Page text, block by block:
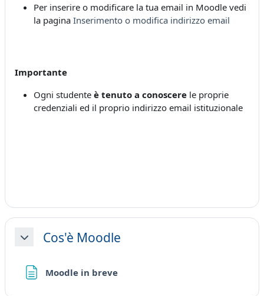
Per inserire o modificare la tua email in Moodle vedi
la pagina Inserimento o modifica indirizzo email
Importante
Ogni studente è tenuto a conoscere le proprie
credenziali ed il proprio indirizzo email istituzionale
MinimizzaCos'è Moodle
Moodle in brevePagina